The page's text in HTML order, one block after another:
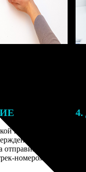
картой. После
на email с
заказ
номером для